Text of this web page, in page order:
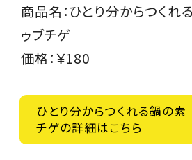
商品名：ひとり分からつく
ゥブチゲ
価格：￥180
ひとり分からつくれる鍋の
チゲの詳細はこちら